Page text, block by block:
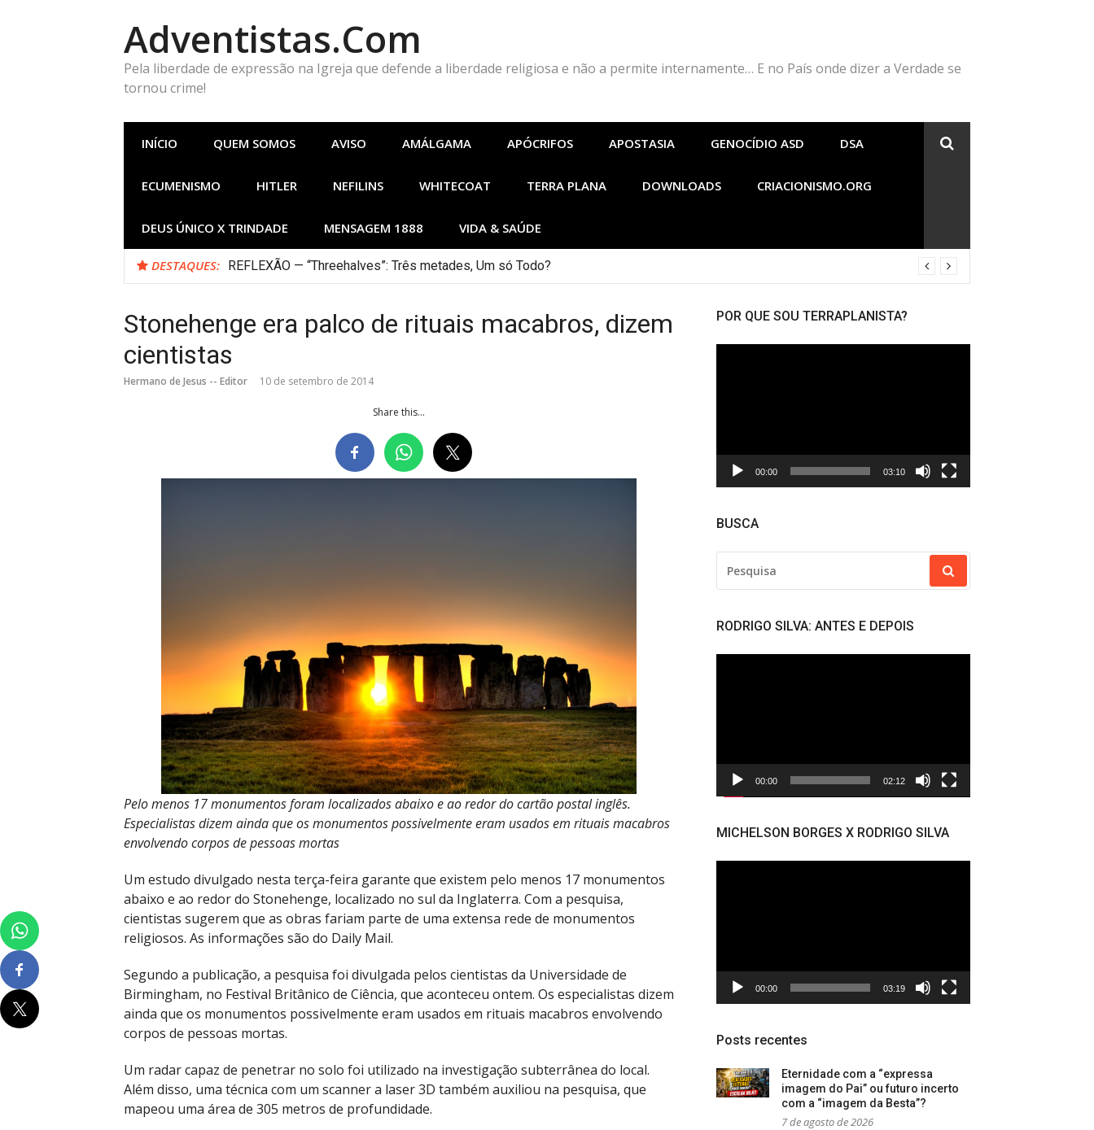
Adventistas.Com
Pela liberdade de expressão na Igreja que defende a liberdade religiosa e não a permite internamente… E no País onde dizer a Verdade se
tornou crime!
INÍCIO QUEM SOMOS AVISO AMÁLGAMA APÓCRIFOS APOSTASIA GENOCÍDIO ASD DSA
ECUMENISMO HITLER NEFILINS WHITECOAT TERRA PLANA DOWNLOADS CRIACIONISMO.ORG
DEUS ÚNICO X TRINDADE MENSAGEM 1888 VIDA & SAÚDE
DESTAQUES: REFLEXÃO — “Threehalves”: Três metades, Um só Todo?
Antes da Imagem da Besta: Estaria a Humanidade Construindo a Imagem Pré-Besta com cabeça de Cordeiro e Voz do Dragão?
Stonehenge era palco de rituais macabros, dizem
cientistas
Hermano de Jesus -- Editor 10 de setembro de 2014
Share this...
Pelo menos 17 monumentos foram localizados abaixo e ao redor do cartão postal inglês.
Especialistas dizem ainda que os monumentos possivelmente eram usados em rituais macabros
envolvendo corpos de pessoas mortas
Um estudo divulgado nesta terça-feira garante que existem pelo menos 17 monumentos
abaixo e ao redor do Stonehenge, localizado no sul da Inglaterra. Com a pesquisa,
cientistas sugerem que as obras fariam parte de uma extensa rede de monumentos
religiosos. As informações são do Daily Mail.
Segundo a publicação, a pesquisa foi divulgada pelos cientistas da Universidade de
Birmingham, no Festival Britânico de Ciência, que aconteceu ontem. Os especialistas dizem
ainda que os monumentos possivelmente eram usados em rituais macabros envolvendo
corpos de pessoas mortas.
Um radar capaz de penetrar no solo foi utilizado na investigação subterrânea do local.
Além disso, uma técnica com um scanner a laser 3D também auxiliou na pesquisa, que
mapeou uma área de 305 metros de profundidade.
POR QUE SOU TERRAPLANISTA?
00:00 03:10
BUSCA
POR:
RODRIGO SILVA: ANTES E DEPOIS
00:00 02:12
MICHELSON BORGES X RODRIGO SILVA
00:00 03:19
Posts recentes
Eternidade com a “expressa
imagem do Pai” ou futuro incerto
com a “imagem da Besta”?
7 de agosto de 2026